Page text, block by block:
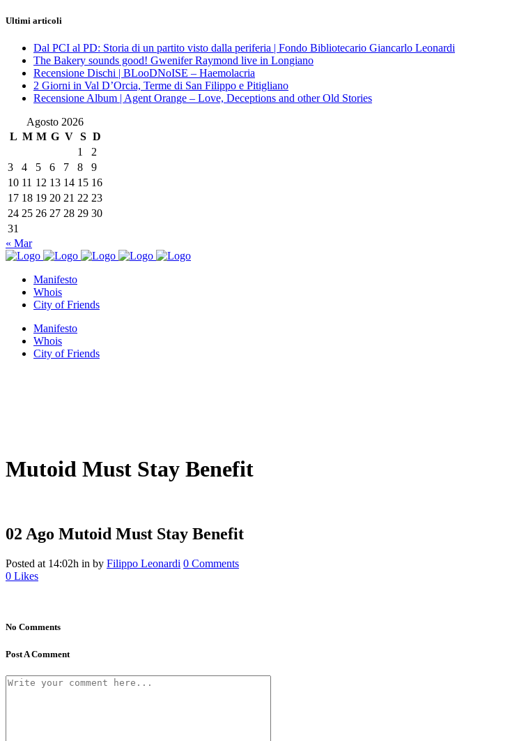
Ultimi articoli
Dal PCI al PD: Storia di un partito visto dalla periferia | Fondo Bibliotecario Giancarlo Leonardi
The Bakery sounds good! Gwenifer Raymond live in Longiano
Recensione Dischi | BLooDNoISE – Haemolacria
2 Giorni in Val D’Orcia, Terme di San Filippo e Pitigliano
Recensione Album | Agent Orange – Love, Deceptions and other Old Stories
Agosto 2026
L M M G V S D
1
2
3
4 5 6 7 8
9
10 11 12 13 14 15 16
17 18 19 20 21 22 23
24 25 26 27 28 29 30
31
« Mar
Manifesto
Whois
City of Friends
Manifesto
Whois
City of Friends
Mutoid Must Stay Benefit
02 Ago Mutoid Must Stay Benefit
Posted at 14:02h in by Filippo Leonardi 0 Comments
0 Likes
No Comments
Post A Comment